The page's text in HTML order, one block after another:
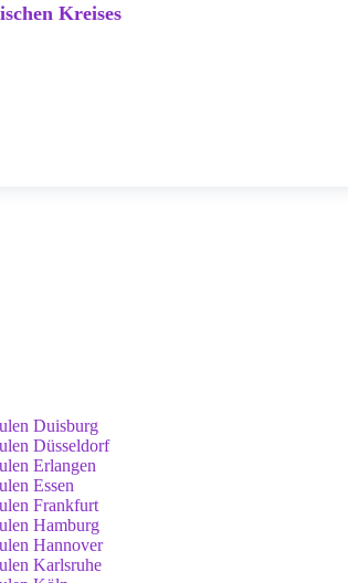
Kreises
Duisburg
Düsseldorf
Erlangen
Essen
Frankfurt
Hamburg
Hannover
Karlsruhe